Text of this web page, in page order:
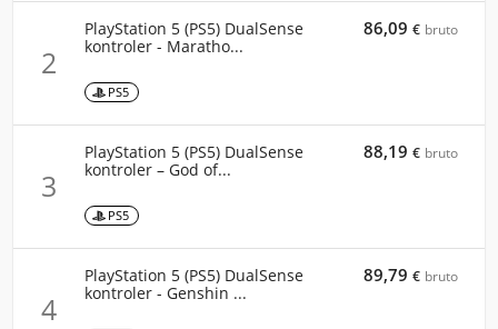
2
PlayStation 5 (PS5) DualSense
kontroler - Maratho...
PS5
86,09 € bruto
3
PlayStation 5 (PS5) DualSense
kontroler – God of...
PS5
88,19 € bruto
4
PlayStation 5 (PS5) DualSense
kontroler - Genshin ...
89,79 € bruto